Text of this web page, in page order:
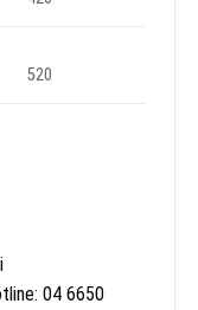
520
04 6650